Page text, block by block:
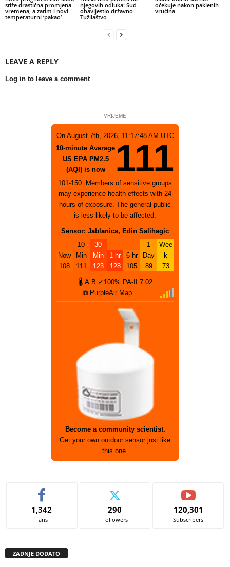
stiže drastična promjena
vremena, a zatim i novi
temperaturni ‘pakao’
njegovih odluka: Sud
obavijestio državno
Tužilaštvo
očekuje nakon paklenih
vrućina
LEAVE A REPLY
Log in to leave a comment
- VRIJEME -
On August 7th, 2026, 11:17:48 AM UTC
10-minute Average
US EPA PM2.5
(AQI) is now
111
101-150: Members of sensitive groups
may experience health effects with 24
hours of exposure. The general public
is less likely to be affected.
Sensor: Jablanica, Edin Salihagic
Now
108
10
Min
111
30
Min
123
1 hr
128
6 hr
105
1
Day
89
Wee
k
73
🌡 A B ✓100% PA-II
7.02
⧉ PurpleAir Map
Become a community scientist.
Get your own outdoor sensor just like
this one.
1,342
Fans
290
Followers
120,301
Subscribers
ZADNJE DODATO